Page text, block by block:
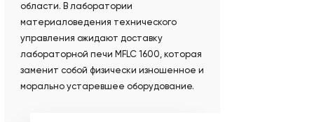
области. В лаборатории
материаловедения технического
управления ожидают доставку
лабораторной печи MFLC 1600, которая
заменит собой физически изношенное и
морально устаревшее оборудование.